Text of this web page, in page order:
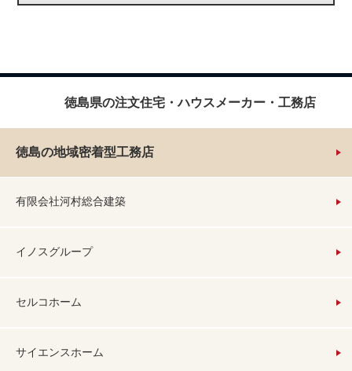
徳島県の注文住宅・ハウスメーカー・工務店
徳島の地域密着型工務店
有限会社河村総合建築
イノスグループ
セルコホーム
サイエンスホーム